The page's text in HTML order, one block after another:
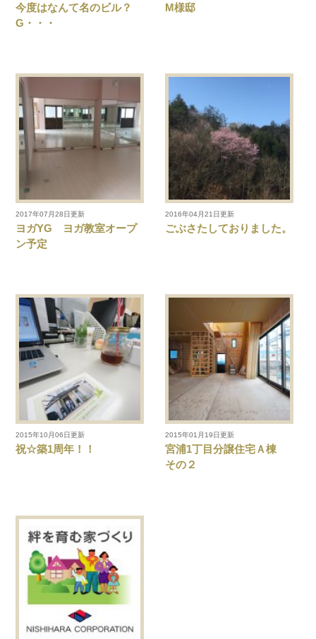
今度はなんて名のビル？
G・・・
M様邸
2017年07月28日更新
ヨガYG ヨガ教室オープ
ン予定
2016年04月21日更新
ごぶさたしておりました。
2015年10月06日更新
祝☆築1周年！！
2015年01月19日更新
宮浦1丁目分譲住宅Ａ棟
その２